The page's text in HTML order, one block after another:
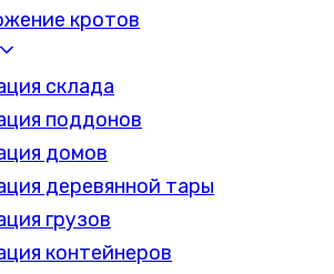
кротов
склада
поддонов
домов
деревянной тары
грузов
контейнеров